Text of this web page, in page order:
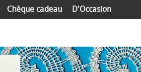
Chèque cadeau D'Occasion